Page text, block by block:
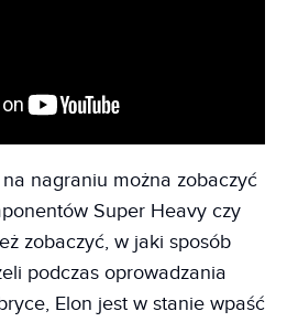
nagraniu można zobaczyć
Super Heavy czy
zobaczyć, w jaki sposób
podczas oprowadzania
Elon jest w stanie wpaść